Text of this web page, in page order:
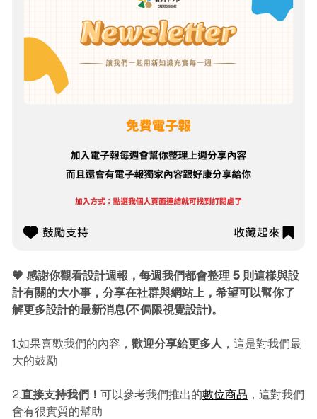
🧡 感謝你觀看設計週報，每週我們都會整理 5 則這樣與設
計有關的大小事，分享在社群與網站上，希望可以幫你了
解更多設計的最新消息(不侷限視覺設計)。
1.如果喜歡我們的內容， 歡迎分享給更多人 ，這是對我們最
大的鼓勵
2.直接支持我們！ 可以參考我們推出的數位商品 ，這對我們
會有很實質的幫助